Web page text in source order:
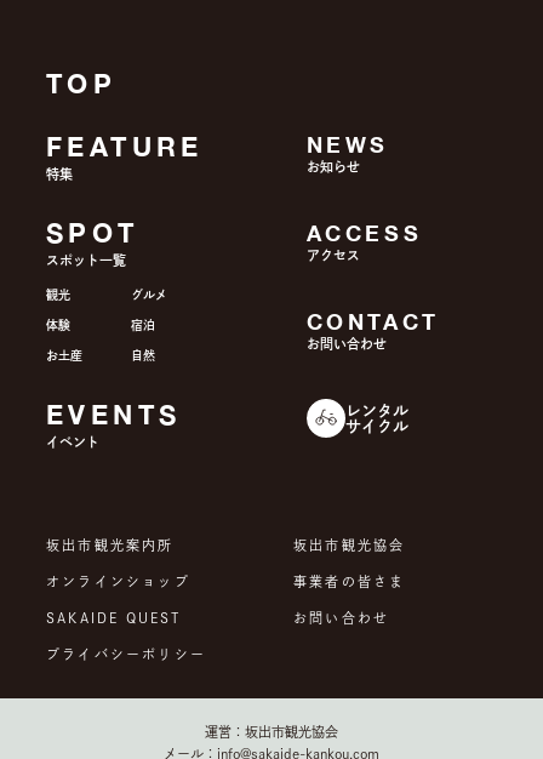
TOP
FEATURE
特集
SPOT
スポット一覧
観光 グルメ
体験 宿泊
お土産 自然
EVENTS
イベント
NEWS
お知らせ
ACCESS
アクセス
CONTACT
お問い合わせ
レンタル
サイクル
坂出市観光案内所 坂出市観光協会
オンラインショップ 事業者の皆さま
SAKAIDE QUEST お問い合わせ
プライバシーポリシー
運営：坂出市観光協会
メール：info@sakaide-kankou.com